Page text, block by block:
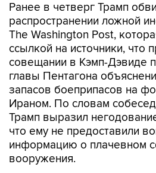
Ранее в четверг Трамп
распространении ложной
The Washington Post,
ссылкой на источники, что
совещании в Кэмп-Дэвиде
главы Пентагона
запасов боеприпасов на
Ираном. По словам
Трамп выразил
что ему не предоставили
информацию о плачевном
вооружения.